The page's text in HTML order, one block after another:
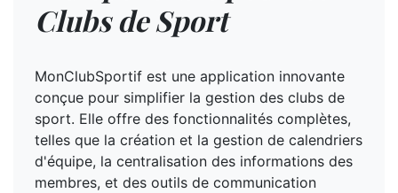
Clubs de Sport
MonClubSportif est une application innovante
conçue pour simplifier la gestion des clubs de
sport. Elle offre des fonctionnalités complètes,
telles que la création et la gestion de calendriers
d'équipe, la centralisation des informations des
membres, et des outils de communication